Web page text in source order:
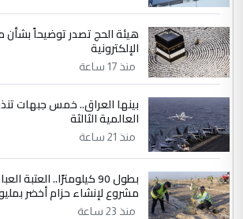
هيئة الحج تصدر توضيحاً بشأن
الإلكترونية
منذ 17 ساعة
بينها العراق.. خمس جبهات
العالمية الثالثة
منذ 21 ساعة
بطول 90 كيلومترًا..
مشروع لإنشاء حزام أخضر
منذ 23 ساعة